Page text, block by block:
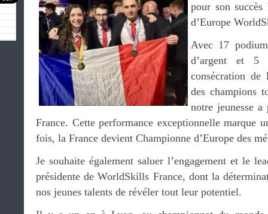
pour son succès
d’Europe
Avec 17
d’argent et 5
consécration de
des champions
notre jeunesse
France. Cette performance exceptionnelle marque
fois, la France devient Championne d’Europe des
Je souhaite également saluer l’engagement et le
présidente de WorldSkills France, dont la
nos jeunes talents de révéler tout leur potentiel.